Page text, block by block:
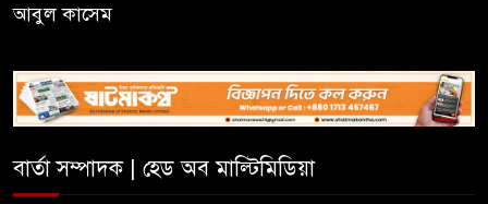
মুহিবুর রহমান একাডেমিতে
শতভাগ পাস, জিপিএ-৫ পেয়েছে ১৭
আবুল কাসেম
বার্তা সম্পাদক | হেড অব মাল্টিমিডিয়া